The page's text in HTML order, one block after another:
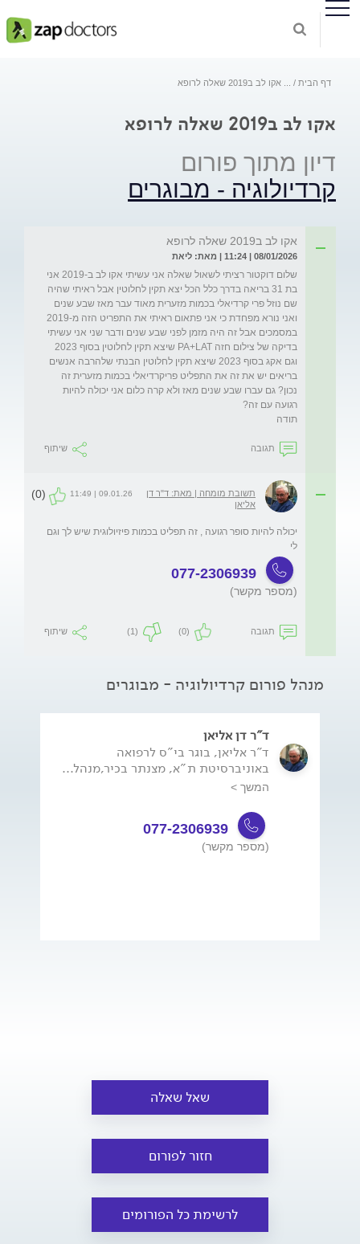
דף הבית אקו לב ב2019 שאלה לרופא
אקו לב ב2019 שאלה לרופא
דיון מתוך פורום
קרדיולוגיה - מבוגרים
אקו לב ב2019 שאלה לרופא
08/01/2026 | 11:24 | מאת: ליאת
שלום דוקטור רציתי לשאול שאלה אני עשיתי אקו לב ב-2019 אני
בת 31 בריאה בדרך כלל הכל יצא תקין לחלוטין אבל ראיתי שהיה
שם נוזל פרי קרדיאלי בכמות מזערית מאוד עבר מאז שבע שנים
במסמכים אבל זה היה מזמן לפני שבע שנים ודבר שני אני עשיתי
וגם אקג בסוף 2023 שיצא תקין לחלוטין הבנתי שלהרבה אנשים
בריאים יש את זה את התפליט פריקרדיאלי בכמות מזערית זה
נכון? גם עברו שבע שנים מאז ולא קרה כלום אני יכולה להיות
תודה
תגובה שיתוף
תשובת מומחה | מאת: ד"ר דן
אליאן
09.01.26 | 11:49
(0)
יכולה להיות סופר רגועה , זה תפליט בכמות פיזיולוגית שיש לך וגם
לי
077-2306939
(מספר מקשר)
תגובה (0)
(1) שיתוף
מנהל פורום קרדיולוגיה - מבוגרים
ד"ר דן אליאן
ד"ר אליאן, בוגר בי"ס לרפואה
באוניברסיטת ת"א, מצנתר בכיר,מנהל...
המשך >
077-2306939
(מספר מקשר)
שאל שאלה
חזור לפורום
לרשימת כל הפורומים